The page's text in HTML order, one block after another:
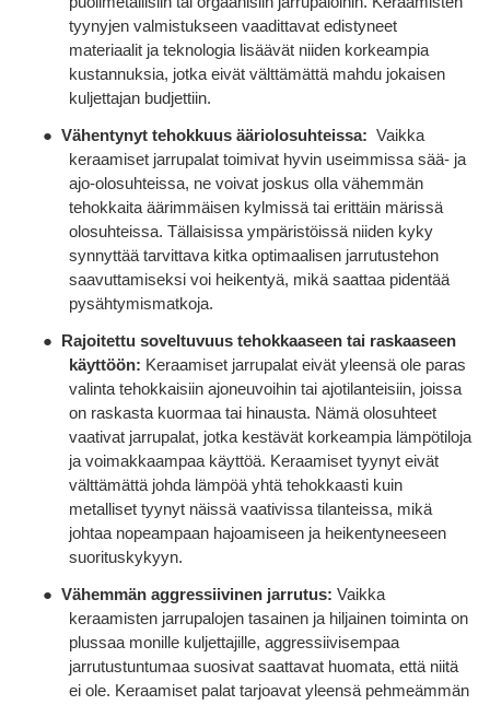
tyynyjen valmistukseen vaadittavat edistyneet
materiaalit ja teknologia lisäävät niiden korkeampia
kustannuksia, jotka eivät välttämättä mahdu jokaisen
kuljettajan budjettiin.
● Vähentynyt tehokkuus ääriolosuhteissa: Vaikka
keraamiset jarrupalat toimivat hyvin useimmissa sää- ja
ajo-olosuhteissa, ne voivat joskus olla vähemmän
tehokkaita äärimmäisen kylmissä tai erittäin märissä
olosuhteissa. Tällaisissa ympäristöissä niiden kyky
synnyttää tarvittava kitka optimaalisen jarrutustehon
saavuttamiseksi voi heikentyä, mikä saattaa pidentää
pysähtymismatkoja.
●
Rajoitettu soveltuvuus tehokkaaseen tai raskaaseen
käyttöön: Keraamiset jarrupalat eivät yleensä ole paras
valinta tehokkaisiin ajoneuvoihin tai ajotilanteisiin, joissa
on raskasta kuormaa tai hinausta. Nämä olosuhteet
vaativat jarrupalat, jotka kestävät korkeampia lämpötiloja
ja voimakkaampaa käyttöä. Keraamiset tyynyt eivät
välttämättä johda lämpöä yhtä tehokkaasti kuin
metalliset tyynyt näissä vaativissa tilanteissa, mikä
johtaa nopeampaan hajoamiseen ja heikentyneeseen
suorituskykyyn.
● Vähemmän aggressiivinen jarrutus: Vaikka
keraamisten jarrupalojen tasainen ja hiljainen toiminta on
plussaa monille kuljettajille, aggressiivisempaa
jarrutustuntumaa suosivat saattavat huomata, että niitä
ei ole. Keraamiset palat tarjoavat yleensä pehmeämmän